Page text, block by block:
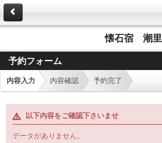
懐石宿 潮里
予約フォーム
内容入力 内容確認 予約完了
以下内容をご確認下さいませ
データがありません。